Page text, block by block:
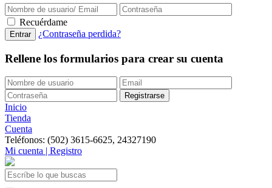
Recuérdame
¿Contraseña perdida?
Rellene los formularios para crear su cuenta
Inicio
Tienda
Cuenta
Teléfonos: (502) 3615-6625, 24327190
Mi cuenta | Registro